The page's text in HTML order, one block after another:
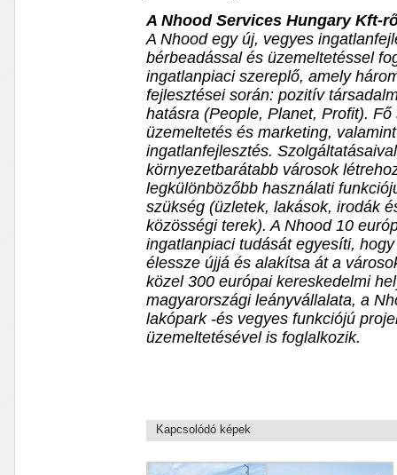
A Nhood Services Hungary Kft-
A Nhood egy új, vegyes
bérbeadással és üzemeltetéssel
ingatlanpiaci szereplő, amely
fejlesztései során: pozitív
hatásra (People, Planet, Profit).
üzemeltetés és marketing,
ingatlanfejlesztés.
környezetbarátabb városok
legkülönbözőbb használati
szükség (üzletek, lakások, irodák
közösségi terek). A Nhood 10
ingatlanpiaci tudását egyesíti,
élessze újjá és alakítsa át a
közel 300 európai kereskedelmi
magyarországi leányvállalata, a
lakópark -és vegyes funkciójú
üzemeltetésével is foglalkozik.
Kapcsolódó képek